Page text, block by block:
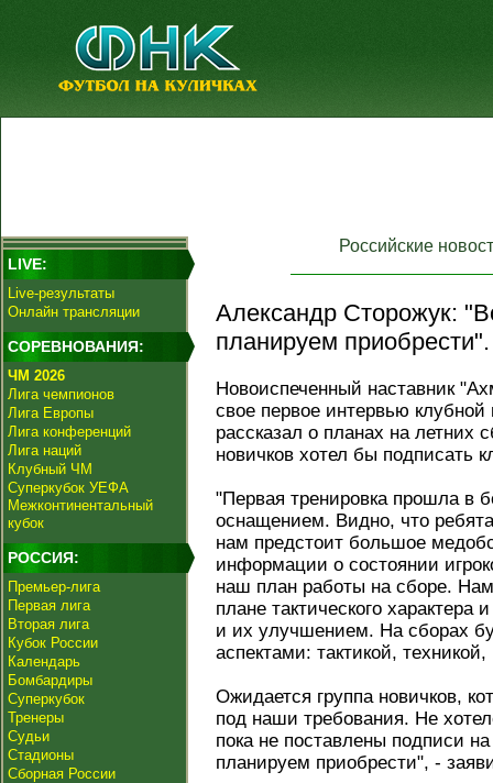
LIVE:
Live-результаты
Онлайн трансляции
СОРЕВНОВАНИЯ:
ЧМ 2026
Лига чемпионов
Лига Европы
Лига конференций
Лига наций
Клубный ЧМ
Суперкубок УЕФА
Межконтинентальный
кубок
РОССИЯ:
Премьер-лига
Первая лига
Вторая лига
Кубок России
Календарь
Бомбардиры
Суперкубок
Тренеры
Судьи
Стадионы
Сборная России
Российские
Александр Сторожук:
планируем приобрести".
Новоиспеченный наставник
свое первое интервью
рассказал о планах на летних
новичков хотел бы подписать
"Первая тренировка прошла в
оснащением. Видно, что
нам предстоит большое
информации о состоянии
наш план работы на сборе.
плане тактического
и их улучшением. На сборах
аспектами: тактикой,
Ожидается группа новичков,
под наши требования. Не
пока не поставлены подписи
планируем приобрести", -